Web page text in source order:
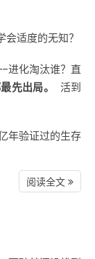
适度的无知？
进化淘汰谁？直
先出局。
活到
年验证过的生存
阅读全文